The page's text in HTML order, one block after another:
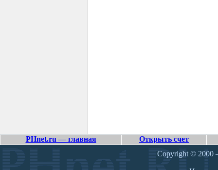
PHnet.ru — главная
Открыть счет
Copyright © 2000